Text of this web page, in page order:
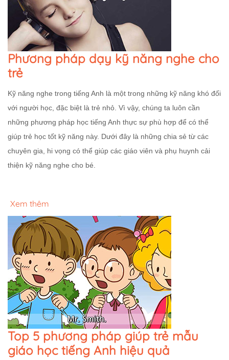
Phương pháp dạy kỹ năng nghe cho
trẻ
Kỹ năng nghe trong tiếng Anh là một trong những kỹ năng khó đối
với người học, đặc biệt là trẻ nhỏ. Vì vậy, chúng ta luôn cần
những phương pháp học tiếng Anh thực sự phù hợp để có thể
giúp trẻ học tốt kỹ năng này. Dưới đây là những chia sẻ từ các
chuyên gia, hi vọng có thể giúp các giáo viên và phụ huynh cải
thiện kỹ năng nghe cho bé.
Xem thêm
Top 5 phương pháp giúp trẻ mẫu
giáo học tiếng Anh hiệu quả